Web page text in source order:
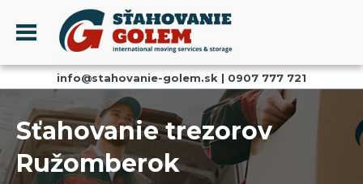
Menu
PROFIL
SŤAHOVANIE - SŤAHOVACIE SLUŽBY
DOPRAVA - DOPRAVNÉ SLUŽBY
AKCIE A ZĽAVY
info@stahovanie-golem.sk | 0907 777 721
Sťahovanie trezorov
Ružomberok